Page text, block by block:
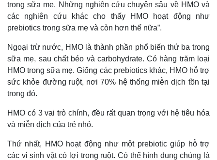
trong sữa mẹ. Những nghiên cứu chuyên sâu về HMO và
các nghiên cứu khác cho thấy HMO hoạt động như
prebiotics trong sữa mẹ và còn hơn thế nữa”.
Ngoại trừ nước, HMO là thành phần phổ biến thứ ba trong
sữa mẹ, sau chất béo và carbohydrate. Có hàng trăm loại
HMO trong sữa mẹ. Giống các prebiotics khác, HMO hỗ trợ
sức khỏe đường ruột, nơi 70% hệ thống miễn dịch tồn tại
trong đó.
HMO có 3 vai trò chính, đều rất quan trọng với hệ tiêu hóa
và miễn dịch của trẻ nhỏ.
Thứ nhất, HMO hoạt động như một prebiotic giúp hỗ trợ
các vi sinh vật có lợi trong ruột. Có thể hình dung chúng là